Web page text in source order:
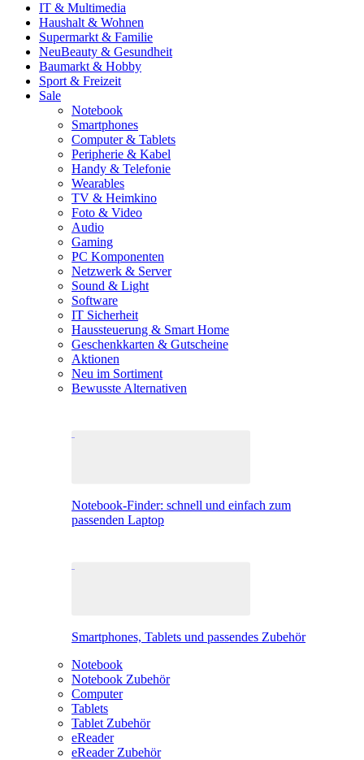
IT & Multimedia
Haushalt & Wohnen
Supermarkt & Familie
NeuBeauty & Gesundheit
Baumarkt & Hobby
Sport & Freizeit
Sale
Notebook
Smartphones
Computer & Tablets
Peripherie & Kabel
Handy & Telefonie
Wearables
TV & Heimkino
Foto & Video
Audio
Gaming
PC Komponenten
Netzwerk & Server
Sound & Light
Software
IT Sicherheit
Haussteuerung & Smart Home
Geschenkkarten & Gutscheine
Aktionen
Neu im Sortiment
Bewusste Alternativen
Notebook-Finder: schnell und einfach zum
passenden Laptop
Smartphones, Tablets und passendes Zubehör
Notebook
Notebook Zubehör
Computer
Tablets
Tablet Zubehör
eReader
eReader Zubehör